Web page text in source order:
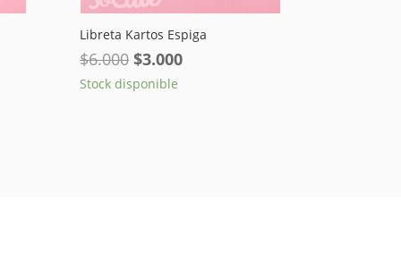
Libreta Kartos Espiga
$6.000 El
precio
$3.000El
Stock disponible